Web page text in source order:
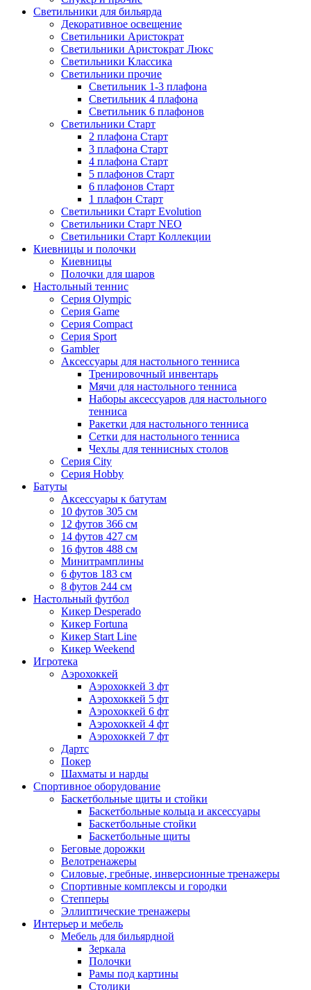
Светильники для бильярда
Декоративное освещение
Светильники Аристократ
Светильники Аристократ Люкс
Светильники Классика
Светильники прочие
Светильник 1-3 плафона
Светильник 4 плафона
Светильник 6 плафонов
Светильники Старт
2 плафона Старт
3 плафона Старт
4 плафона Старт
5 плафонов Старт
6 плафонов Старт
1 плафон Старт
Светильники Старт Evolution
Светильники Старт NEO
Светильники Старт Коллекции
Киевницы и полочки
Киевницы
Полочки для шаров
Настольный теннис
Серия Olympic
Серия Game
Серия Compact
Серия Sport
Gambler
Аксессуары для настольного тенниса
Тренировочный инвентарь
Мячи для настольного тенниса
Наборы аксессуаров для настольного
тенниса
Ракетки для настольного тенниса
Сетки для настольного тенниса
Чехлы для теннисных столов
Серия City
Серия Hobby
Батуты
Аксессуары к батутам
10 футов 305 см
12 футов 366 см
14 футов 427 см
16 футов 488 см
Минитрамплины
6 футов 183 см
8 футов 244 см
Настольный футбол
Кикер Desperado
Кикер Fortuna
Кикер Start Line
Кикер Weekend
Игротека
Аэрохоккей
Аэрохоккей 3 фт
Аэрохоккей 5 фт
Аэрохоккей 6 фт
Аэрохоккей 4 фт
Аэрохоккей 7 фт
Дартс
Покер
Шахматы и нарды
Спортивное оборудование
Баскетбольные щиты и стойки
Баскетбольные кольца и аксессуары
Баскетбольные стойки
Баскетбольные щиты
Беговые дорожки
Велотренажеры
Силовые, гребные, инверсионные тренажеры
Спортивные комплексы и городки
Степперы
Эллиптические тренажеры
Интерьер и мебель
Мебель для бильярдной
Зеркала
Полочки
Рамы под картины
Столики